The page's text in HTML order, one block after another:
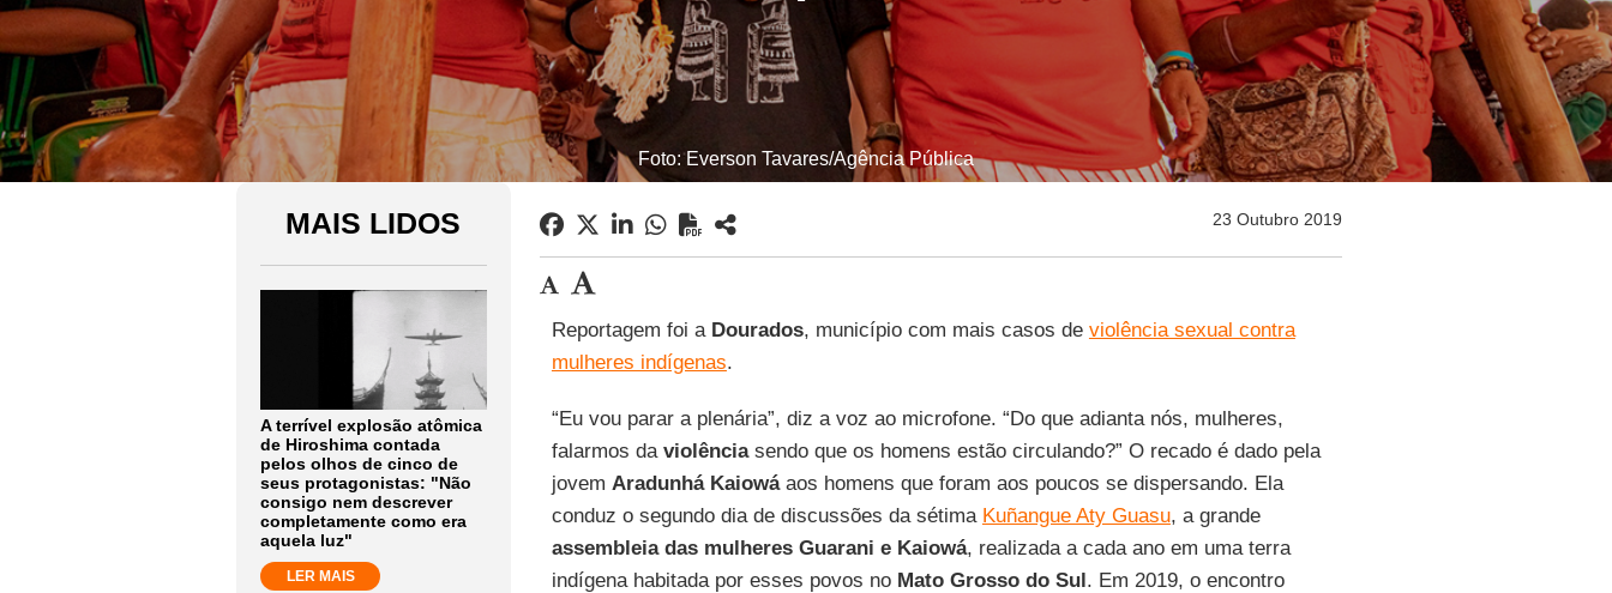
Foto: Everson Tavares/Agência Pública
MAIS LIDOS
A terrível explosão atômica
de Hiroshima contada
pelos olhos de cinco de
seus protagonistas: "Não
consigo nem descrever
completamente como era
aquela luz"
LER MAIS
23 Outubro 2019
Reportagem foi a Dourados, município com mais casos de violência sexual contra
mulheres indígenas.
“Eu vou parar a plenária”, diz a voz ao microfone. “Do que adianta nós, mulheres,
falarmos da violênciasendo que os homens estão circulando?” O recado é dado pela
jovem Aradunhá Kaiowáaos homens que foram aos poucos se dispersando. Ela
conduz o segundo dia de discussões da sétima Kuñangue Aty Guasu, a grande
assembleia das mulheres Guarani e Kaiowá, realizada a cada ano em uma terra
indígena habitada por esses povos no Mato Grosso do Sul. Em 2019, o encontro